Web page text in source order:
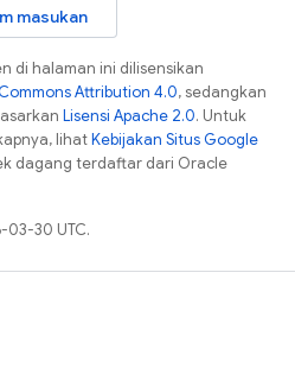
masukan
di halaman ini dilisensikan
Attribution 4.0, sedangkan
Lisensi Apache 2.0. Untuk
lihatKebijakan Situs Google
dagang terdaftar dari Oracle
03-30 UTC.